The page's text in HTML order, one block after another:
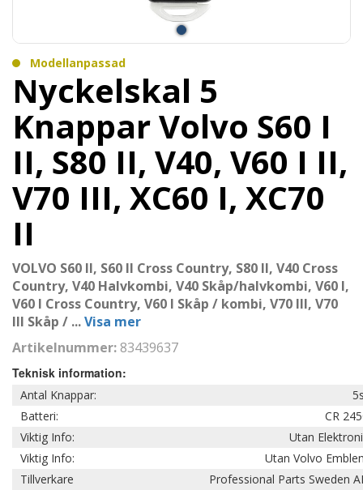
Modellanpassad
Nyckelskal 5
Knappar Volvo S60 I
II, S80 II, V40, V60 I II,
V70 III, XC60 I, XC70
II
VOLVO S60 II, S60 II Cross Country, S80 II, V40 Cross
Country, V40 Halvkombi, V40 Skåp/halvkombi, V60 I,
V60 I Cross Country, V60 I Skåp / kombi, V70 III, V70
III Skåp / ...Visa mer
Artikelnummer: 83439637
Teknisk information:
Antal Knappar:
Batteri:
CR
Viktig Info:
Utan
Viktig Info:
Utan Volvo
Tillverkare
Professional Parts Sweden